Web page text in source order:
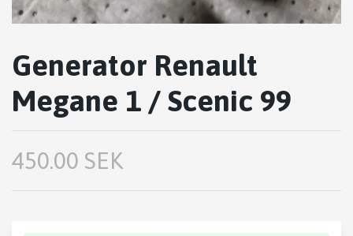
Generator Renault
Megane 1 / Scenic 99
450.00 SEK